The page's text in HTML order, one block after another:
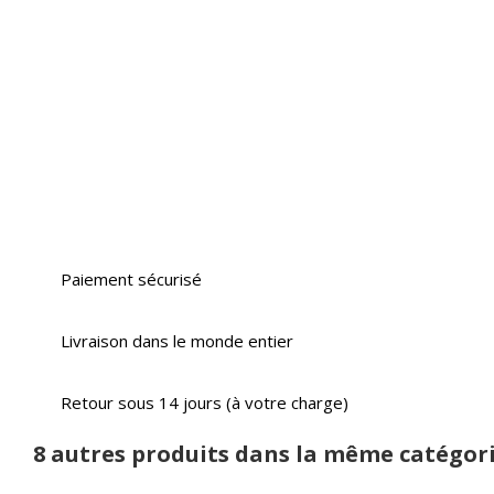
Paiement sécurisé
Livraison dans le monde entier
Retour sous 14 jours (à votre charge)
8 autres produits dans la même